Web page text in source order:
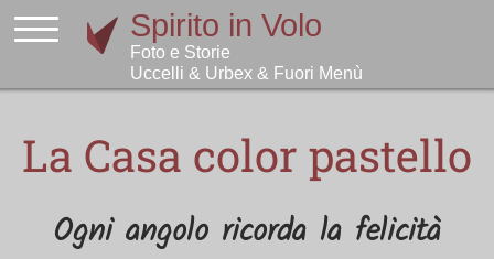
La Casa color pastello
Ogni angolo ricorda la felicità